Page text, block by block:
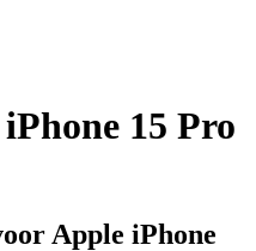
15 Pro
Apple iPhone